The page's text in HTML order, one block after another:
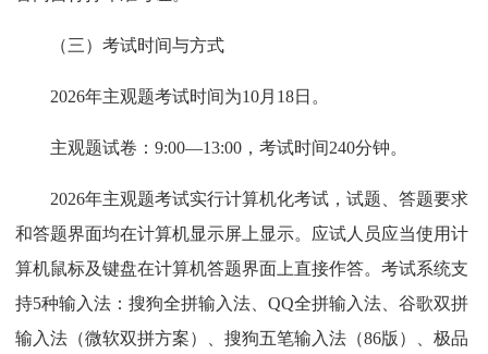
（三）考试时间与方式
2026年主观题考试时间为10月18日。
主观题试卷：9:00—13:00，考试时间240分钟。
2026年主观题考试实行计算机化考试，试题、答题要求
和答题界面均在计算机显示屏上显示。应试人员应当使用计
算机鼠标及键盘在计算机答题界面上直接作答。考试系统支
持5种输入法：搜狗全拼输入法、QQ全拼输入法、谷歌双拼
输入法（微软双拼方案）、搜狗五笔输入法（86版）、极品